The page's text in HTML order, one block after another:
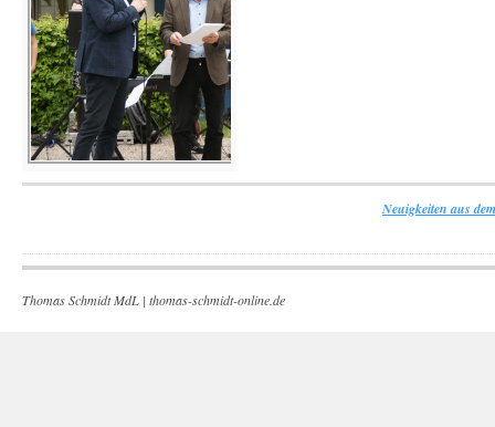
Neuigkeiten aus
Thomas Schmidt MdL | thomas-schmidt-online.de